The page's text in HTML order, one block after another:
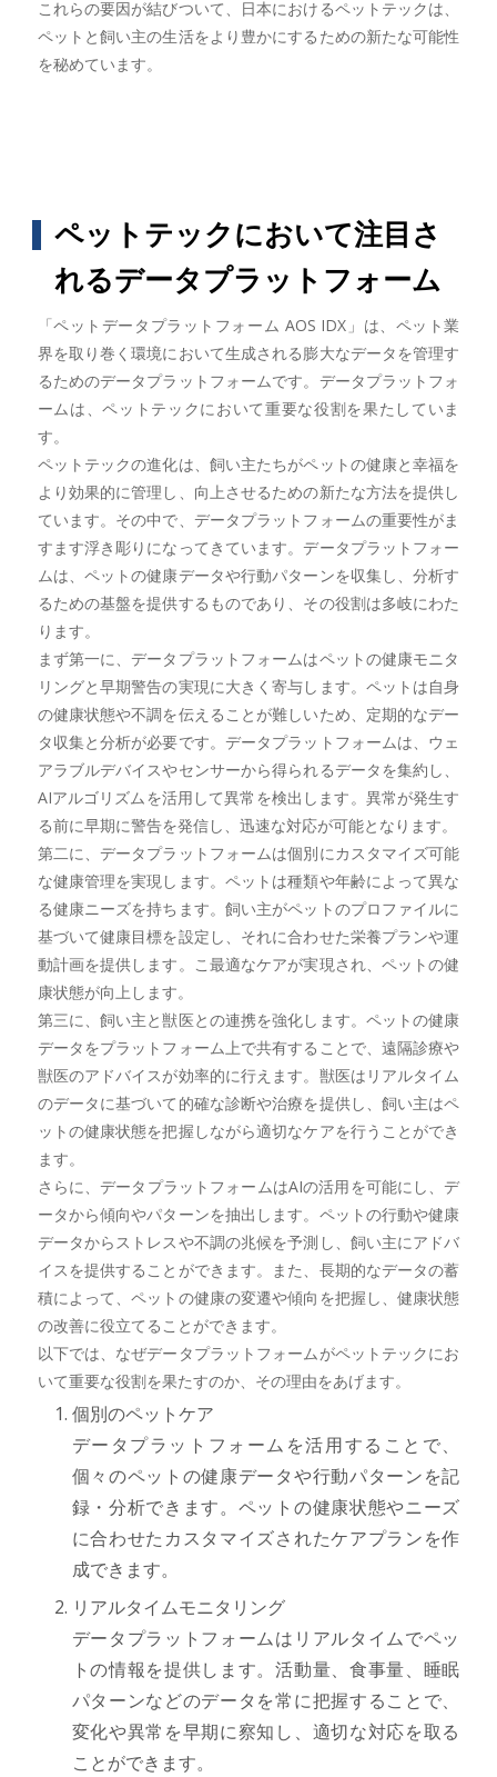
これらの要因が結びついて、日本におけるペットテックは、
ペットと飼い主の生活をより豊かにするための新たな可能性
を秘めています。
ペットテックにおいて注目さ
れるデータプラットフォーム
「ペットデータプラットフォーム AOS IDX」は、ペット業
界を取り巻く環境において生成される膨大なデータを管理す
るためのデータプラットフォームです。データプラットフォ
ームは、ペットテックにおいて重要な役割を果たしていま
す。
ペットテックの進化は、飼い主たちがペットの健康と幸福を
より効果的に管理し、向上させるための新たな方法を提供し
ています。その中で、データプラットフォームの重要性がま
すます浮き彫りになってきています。データプラットフォー
ムは、ペットの健康データや行動パターンを収集し、分析す
るための基盤を提供するものであり、その役割は多岐にわた
ります。
まず第一に、データプラットフォームはペットの健康モニタ
リングと早期警告の実現に大きく寄与します。ペットは自身
の健康状態や不調を伝えることが難しいため、定期的なデー
タ収集と分析が必要です。データプラットフォームは、ウェ
アラブルデバイスやセンサーから得られるデータを集約し、
AIアルゴリズムを活用して異常を検出します。異常が発生す
る前に早期に警告を発信し、迅速な対応が可能となります。
第二に、データプラットフォームは個別にカスタマイズ可能
な健康管理を実現します。ペットは種類や年齢によって異な
る健康ニーズを持ちます。飼い主がペットのプロファイルに
基づいて健康目標を設定し、それに合わせた栄養プランや運
動計画を提供します。こ最適なケアが実現され、ペットの健
康状態が向上します。
第三に、飼い主と獣医との連携を強化します。ペットの健康
データをプラットフォーム上で共有することで、遠隔診療や
獣医のアドバイスが効率的に行えます。獣医はリアルタイム
のデータに基づいて的確な診断や治療を提供し、飼い主はペ
ットの健康状態を把握しながら適切なケアを行うことができ
ます。
さらに、データプラットフォームはAIの活用を可能にし、デ
ータから傾向やパターンを抽出します。ペットの行動や健康
データからストレスや不調の兆候を予測し、飼い主にアドバ
イスを提供することができます。また、長期的なデータの蓄
積によって、ペットの健康の変遷や傾向を把握し、健康状態
の改善に役立てることができます。
以下では、なぜデータプラットフォームがペットテックにお
いて重要な役割を果たすのか、その理由をあげます。
個別のペットケア
データプラットフォームを活用することで、
個々のペットの健康データや行動パターンを記
録・分析できます。ペットの健康状態やニーズ
に合わせたカスタマイズされたケアプランを作
成できます。
リアルタイムモニタリング
データプラットフォームはリアルタイムでペッ
トの情報を提供します。活動量、食事量、睡眠
パターンなどのデータを常に把握することで、
変化や異常を早期に察知し、適切な対応を取る
ことができます。